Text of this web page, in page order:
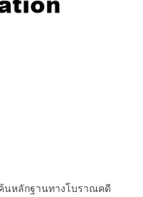
นหลักฐานทางโบราณคดี